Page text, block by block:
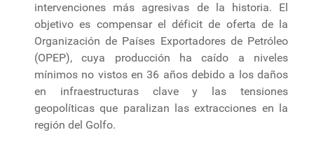
intervenciones más agresivas de la historia. El
objetivo es compensar el déficit de oferta de la
Organización de Países Exportadores de Petróleo
(OPEP), cuya producción ha caído a niveles
mínimos no vistos en 36 años debido a los daños
en infraestructuras clave y las tensiones
geopolíticas que paralizan las extracciones en la
región del Golfo.